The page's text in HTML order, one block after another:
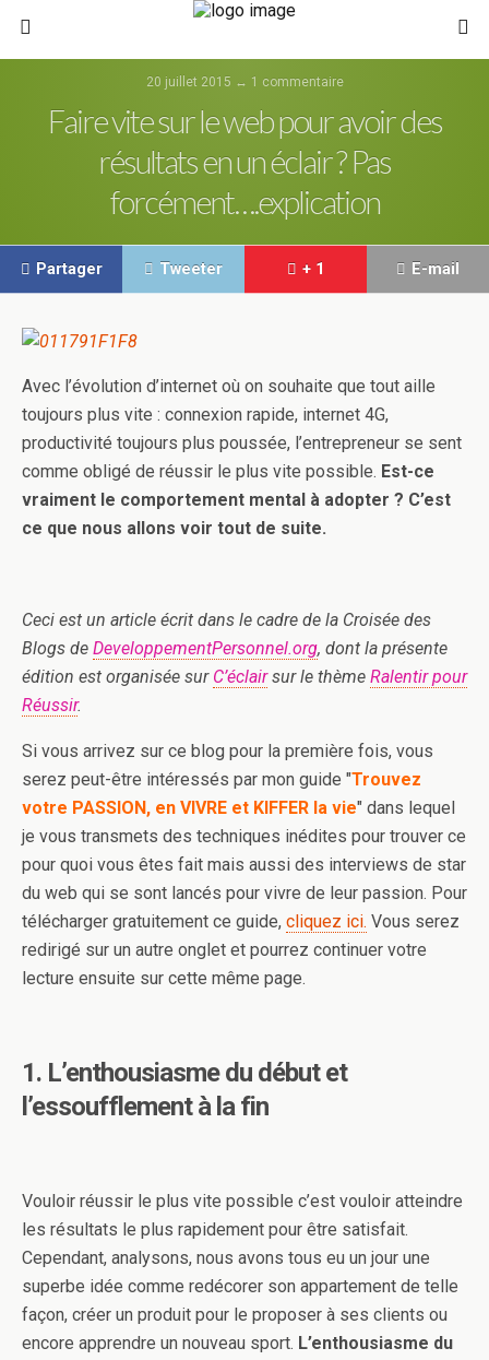
20 juillet 2015 ↔ 1 commentaire
Faire vite sur le web pour avoir des
résultats en un éclair ? Pas
forcément….explication
Partager Tweeter + 1 E-mail
Avec l’évolution d’internet où on souhaite que tout aille
toujours plus vite : connexion rapide, internet 4G,
productivité toujours plus poussée, l’entrepreneur se sent
comme obligé de réussir le plus vite possible. Est-ce
vraiment le comportement mental à adopter ? C’est
ce que nous allons voir tout de suite.
Ceci est un article écrit dans le cadre de la Croisée des
Blogs de DeveloppementPersonnel.org, dont la présente
édition est organisée sur C’éclairsur le thème Ralentir pour
Réussir.
Si vous arrivez sur ce blog pour la première fois, vous
serez peut-être intéressés par mon guide "Trouvez
votre PASSION, en VIVRE et KIFFER la vie" dans lequel
je vous transmets des techniques inédites pour trouver ce
pour quoi vous êtes fait mais aussi des interviews de star
du web qui se sont lancés pour vivre de leur passion. Pour
télécharger gratuitement ce guide, cliquez ici. Vous serez
redirigé sur un autre onglet et pourrez continuer votre
lecture ensuite sur cette même page.
1. L’enthousiasme du début et
l’essoufflement à la fin
Vouloir réussir le plus vite possible c’est vouloir atteindre
les résultats le plus rapidement pour être satisfait.
Cependant, analysons, nous avons tous eu un jour une
superbe idée comme redécorer son appartement de telle
façon, créer un produit pour le proposer à ses clients ou
encore apprendre un nouveau sport. L’enthousiasme du